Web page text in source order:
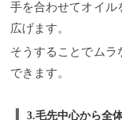
手を合わせてオイル
広げます。
そうすることでムラ
できます。
3.毛先中心から全